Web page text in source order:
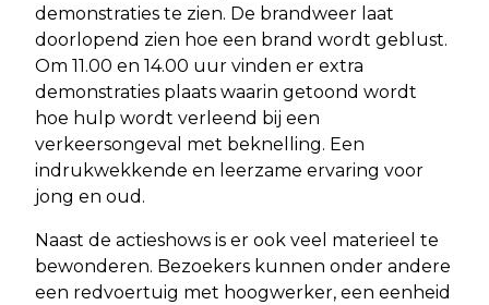
demonstraties te zien. De brandweer laat
doorlopend zien hoe een brand wordt geblust.
Om 11.00 en 14.00 uur vinden er extra
demonstraties plaats waarin getoond wordt
hoe hulp wordt verleend bij een
verkeersongeval met beknelling. Een
indrukwekkende en leerzame ervaring voor
jong en oud.
Naast de actieshows is er ook veel materieel te
bewonderen. Bezoekers kunnen onder andere
een redvoertuig met hoogwerker, een eenheid